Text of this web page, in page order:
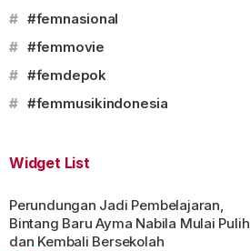
# #femnasional
# #femmovie
# #femdepok
# #femmusikindonesia
Widget List
Perundungan Jadi Pembelajaran,
Bintang Baru Ayma Nabila Mulai Pulih
dan Kembali Bersekolah